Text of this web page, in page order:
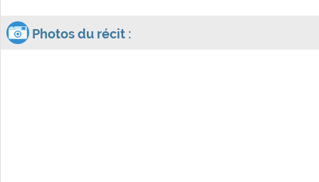
Photos du récit :